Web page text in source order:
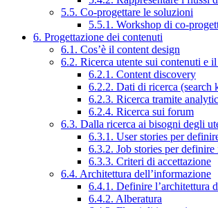
5.5. Co-progettare le soluzioni
5.5.1. Workshop di co-
6. Progettazione dei contenuti
6.1. Cos’è il content design
6.2. Ricerca utente sui contenuti e
6.2.1. Content discovery
6.2.2. Dati di ricerca (search
6.2.3. Ricerca tramite
6.2.4. Ricerca sui forum
6.3. Dalla ricerca ai bisogni degli
6.3.1. User stories per
6.3.2. Job stories per definire
6.3.3. Criteri di accettazione
6.4. Architettura dell’informazione
6.4.1. Definire l’architettura
6.4.2. Alberatura